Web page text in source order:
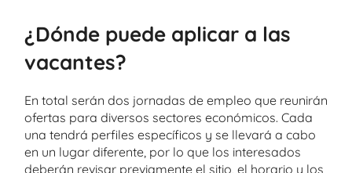
¿Dónde puede aplicar a las
vacantes?
En total serán dos jornadas de empleo que reunirán
ofertas para diversos sectores económicos. Cada
una tendrá perfiles específicos y se llevará a cabo
en un lugar diferente, por lo que los interesados
deberán revisar previamente el sitio, el horario y los